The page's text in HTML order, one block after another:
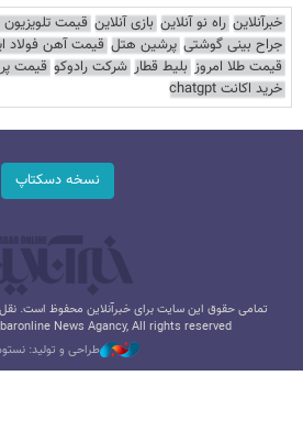
خبرآنلاین راه نو آنلاین بازی آنلاین قیمت
جراح بینی گوشتی پرشین هتل قیمت آهن فولاد
قیمت طلا امروز بلیط قطار شرکت رادوکو قیمت
خرید اکانت chatgpt
نسخه دسکتاپ
تمامی حقوق این سایت برای خبرآنلاین محفوظ است. نقل
News Agancy, All rights reserved
طراحی و تولید: